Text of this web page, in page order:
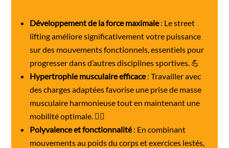
Développement de la force maximale: Le street
lifting améliore significativement votre puissance
sur des mouvements fonctionnels, essentiels pour
progresser dans d’autres disciplines sportives. 💪
Hypertrophie musculaire efficace: Travailler avec
des charges adaptées favorise une prise de masse
musculaire harmonieuse tout en maintenant une
mobilité optimale. 🏋️‍♀️
Polyvalence et fonctionnalité: En combinant
mouvements au poids du corps et exercices lestés,